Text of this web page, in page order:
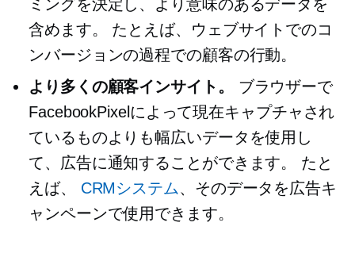
ミングを決定し、より意味のあるデータを
含めます。 たとえば、ウェブサイトでのコ
ンバージョンの過程での顧客の行動。
より多くの顧客インサイト。
ブラウザーで
FacebookPixelによって現在キャプチャされ
ているものよりも幅広いデータを使用し
て、広告に通知することができます。 たと
えば、 CRMシステム、そのデータを広告キ
ャンペーンで使用できます。